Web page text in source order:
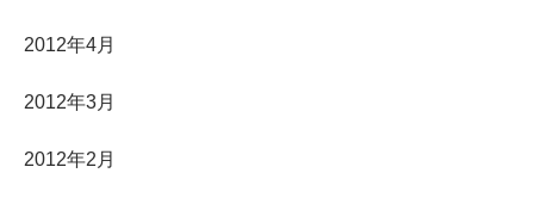
2012年4月
2012年3月
2012年2月